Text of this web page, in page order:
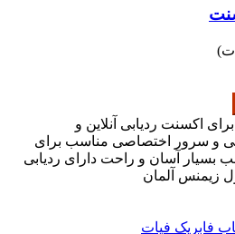
اکسنت ردیابی آنلاین و
و سرور اختصاصی مناسب برای
بسیار آسان و راحت دارای ردیابی
زیمنس آلمان